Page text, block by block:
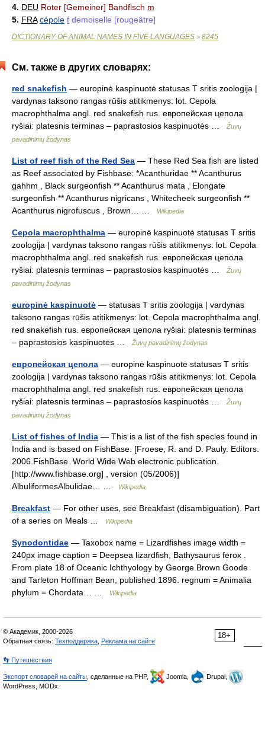
4. DEU Roter [Gemeiner] Bandfisch m
5. FRA cépole f demoiselle [rougeâtre]
DICTIONARY OF ANIMAL NAMES IN FIVE LANGUAGES > 8245
См. также в других словарях:
red snakefish — europinė kaspinuotė statusas T sritis zoologija |
vardynas taksono rangas rūšis atitikmenys: lot. Cepola
macrophthalma angl. red snakefish rus. европейская цепола
ryšiai: platesnis terminas – paprastosios kaspinuotės …
Žuvų
pavadinimų žodynas
List of reef fish of the Red Sea — These Red Sea fish are listed
as Reef associated by Fishbase: *Acanthuridae ** Acanthurus
gahhm , Black surgeonfish ** Acanthurus mata , Elongate
surgeonfish ** Acanthurus nigricans , Whitecheek surgeonfish **
Acanthurus nigrofuscus , Brown… …
Wikipedia
Cepola macrophthalma — europinė kaspinuotė statusas T sritis
zoologija | vardynas taksono rangas rūšis atitikmenys: lot. Cepola
macrophthalma angl. red snakefish rus. европейская цепола
ryšiai: platesnis terminas – paprastosios kaspinuotės …
Žuvų
pavadinimų žodynas
europinė kaspinuotė — statusas T sritis zoologija | vardynas
taksono rangas rūšis atitikmenys: lot. Cepola macrophthalma angl.
red snakefish rus. европейская цепола ryšiai: platesnis terminas
– paprastosios kaspinuotės …
Žuvų pavadinimų žodynas
европейская цепола — europinė kaspinuotė statusas T sritis
zoologija | vardynas taksono rangas rūšis atitikmenys: lot. Cepola
macrophthalma angl. red snakefish rus. европейская цепола
ryšiai: platesnis terminas – paprastosios kaspinuotės …
Žuvų
pavadinimų žodynas
List of fishes of India — This is a list of the fish species found in
India and is based on FishBase. [Froese, R. and D. Pauly. Editors.
2006.FishBase. World Wide Web electronic publication.
[http://www.fishbase.org] , version (05/2006)]
AlbuliformesAlbulidae… …
Wikipedia
Breakfast — For other uses, see Breakfast (disambiguation). Part
of a series on Meals …
Wikipedia
Synodontidae — Taxobox name = Lizardfishes image width =
240px image caption = Deepsea lizardfish, Bathysaurus ferox .
From plate 18 of Oceanic Ichthyology by George Brown Goode
and Tarleton Hoffman Bean, published 1896. regnum = Animalia
phylum = Chordata… …
Wikipedia
18+
© Академик, 2000-2026
Обратная связь: Техподдержка Реклама на сайте
👣 Путешествия
Экспорт словарей на сайты , сделанные на PHP, Joomla,
Drupal,
WordPress, MODx.